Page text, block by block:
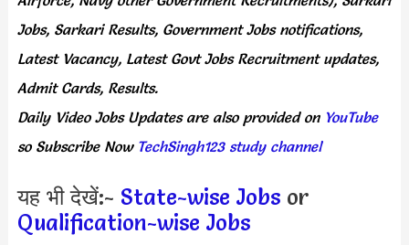
Jobs, Sarkari Results, Government Jobs notifications,
Latest Vacancy, Latest Govt Jobs Recruitment updates,
Admit Cards, Results.
Daily Video Jobs Updates are also provided onYouTube
so Subscribe Now TechSingh123 study channel
यह भी देखें:- State-wise Jobs or
Qualification-wise Jobs